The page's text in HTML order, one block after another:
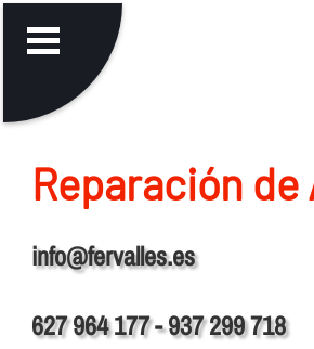
Reparación de
info@fervalles.es
627 964 177 - 937 299 718